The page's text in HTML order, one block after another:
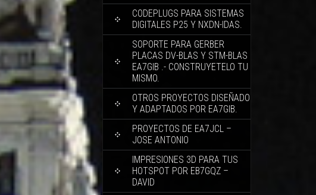
CODEPLUGS PARA SISTEMAS
DIGITALES P25 Y NXDN-IDAS.
SOPORTE PARA GERBER
PLACAS DV-BLAS Y STM-BLAS
EA7GIB .- CONSTRUYETELO TU
MISMO.
OTROS PROYECTOS DISEÑADO
Y ADAPTADOS POR EA7GIB.
PROYECTOS DE EA7JCL –
JOSE ANTONIO
IMPRESIONES 3D PARA TUS
HOTSPOT POR EB7GQZ –
DAVID